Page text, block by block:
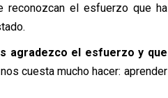
reconozcan el esfuerzo que ha
agradezco el esfuerzo y que
cuesta mucho hacer: aprender